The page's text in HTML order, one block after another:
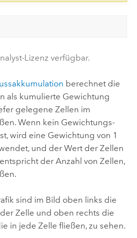
Lizenz verfügbar.
berechnet die
als kumulierte Gewichtung
gelegene Zellen im
Wenn kein Gewichtungs-
wird eine Gewichtung von 1
und der Wert der Zellen
der Anzahl von Zellen,
sind im Bild oben links die
Zelle und oben rechts die
in jede Zelle fließen, zu sehen.